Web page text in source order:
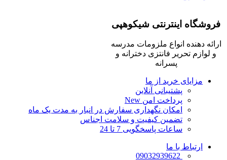
فروشگاه اینترنتی شیکوهپی
ارائه دهنده انواع ملزومات مدرسه
و لوازم تحریر فانتزی دخترانه و
پسرانه
مزایای خرید از ما
پشتیبانی آنلاین
پرداخت امن New
امکان نگهداری سفارش در انبار به مدت یک ماه
تضمین کیفیت و سلامت اجناس
ساعات پاسخگویی 7 تا 24
ارتباط با ما